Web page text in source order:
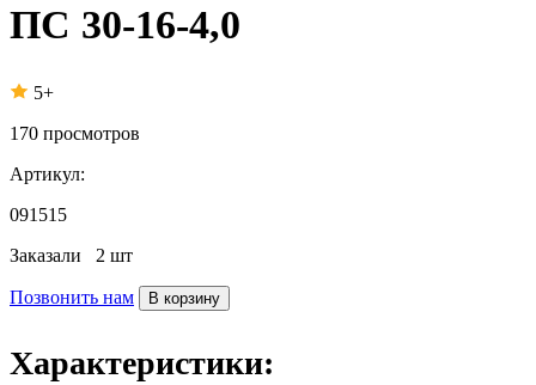
ПС 30-16-4,0
5+
170 просмотров
Артикул:
091515
Заказали 2 шт
Позвонить нам В корзину
Характеристики: